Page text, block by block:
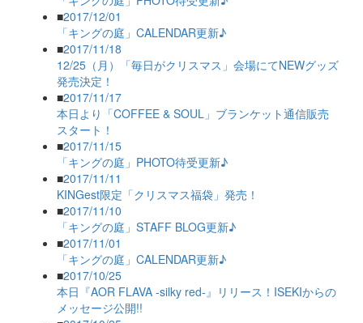
■2017/12/01
「キングの庭」CALENDAR更新♪
■2017/11/18
12/25（月）「毎日がクリスマス」会場にてNEWグッズ
発売決定！
■2017/11/17
本日より「COFFEE & SOUL」ブランケット通信販売
スタート！
■2017/11/15
「キングの庭」PHOTO待受更新♪
■2017/11/11
KINGest限定「クリスマス福袋」発売！
■2017/11/10
「キングの庭」STAFF BLOG更新♪
■2017/11/01
「キングの庭」CALENDAR更新♪
■2017/10/25
本日『AOR FLAVA -silky red-』リリース！ISEKIからの
メッセージ公開!!